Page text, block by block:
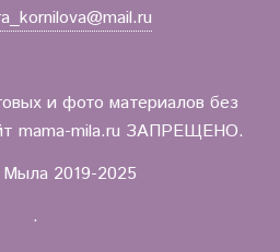
и фото материалов без
mama-mila.ru ЗАПРЕЩЕНО.
2019-2025
.